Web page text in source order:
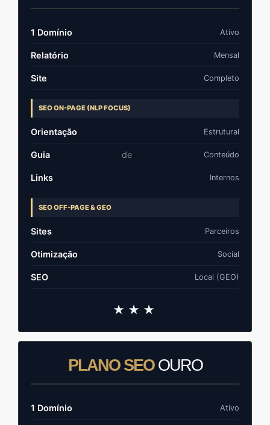
1 Domínio Ativo
Relatório Mensal
Site Completo
SEO ON-PAGE (NLP FOCUS)
Orientação Estrutural
Guia de Conteúdo
Links Internos
SEO OFF-PAGE & GEO
Sites Parceiros
Otimização Social
SEO Local (GEO)
★★★
PLANO SEO OURO
1 Domínio Ativo